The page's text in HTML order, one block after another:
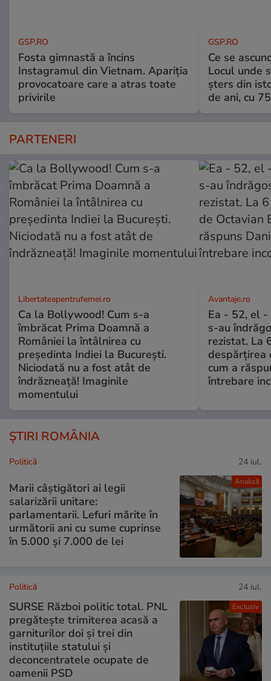
GSP.RO
Fosta gimnastă a încins
Instagramul din Vietnam. Apariția
provocatoare care a atras toate
privirile
GSP.RO
Ce se
Locul unde
șters din
de ani, cu
PARTENERI
Libertateapentrufemei.ro
Ca la Bollywood! Cum s-a
îmbrăcat Prima Doamnă a
României la întâlnirea cu
președinta Indiei la București.
Niciodată nu a fost atât de
îndrăzneață! Imaginile
momentului
Avantaje.ro
Ea - 52, el -
s-au
rezistat. La
despărțirea
cum a
întrebare
ȘTIRI ROMÂNIA
Analiză
Politică 24 iul.
Marii câștigători ai legii
salarizării unitare:
parlamentarii. Lefuri mărite în
următorii ani cu sume cuprinse
în 5.000 și 7.000 de lei
Exclusiv
Politică 24 iul.
SURSE Război politic total. PNL
pregătește trimiterea acasă a
garniturilor doi și trei din
instituțiile statului și
deconcentratele ocupate de
oamenii PSD